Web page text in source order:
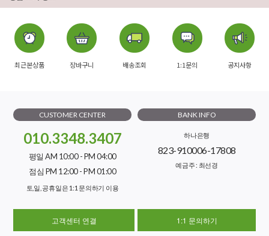
최근본상품 장바구니 배송조회 1:1문의 공지사항
CUSTOMER CENTER
010.3348.3407
평일 AM 10:00 - PM 04:00
점심 PM 12:00 - PM 01:00
토,일, 공휴일은 1:1 문의하기 이용
BANK INFO
하나은행
823-910006-17808
예금주 : 최선경
고객센터 연결 1:1 문의하기